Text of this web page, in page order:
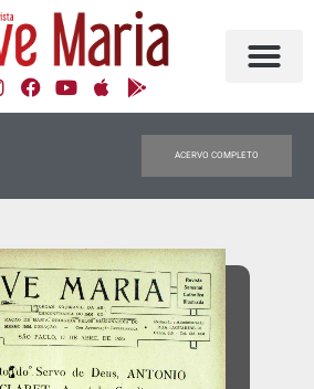
ACERVO COMPLETO